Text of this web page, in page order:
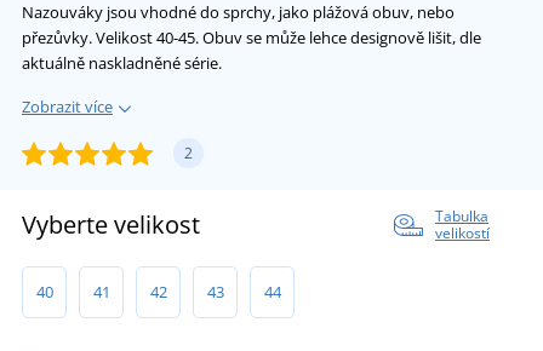
Nazouváky jsou vhodné do sprchy, jako plážová obuv, nebo
přezůvky. Velikost 40-45. Obuv se může lehce designově lišit, dle
aktuálně naskladněné série.
Zobrazit více
2
Vyberte velikost
Tabulka
velikostí
40 41 42 43 44